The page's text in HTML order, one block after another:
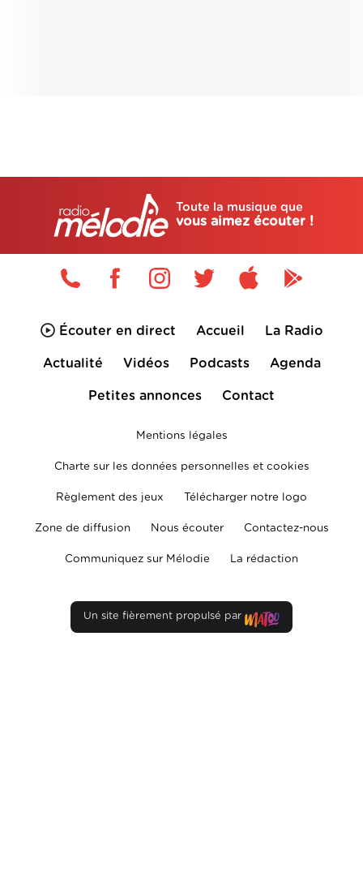
Toute la musique que
vous aimez écouter !
Écouter en direct Accueil La Radio
Actualité Vidéos Podcasts Agenda
Petites annonces Contact
Mentions légales
Charte sur les données personnelles et cookies
Règlement des jeux Télécharger notre logo
Zone de diffusion Nous écouter Contactez-nous
Communiquez sur Mélodie La rédaction
Un site fièrement propulsé par